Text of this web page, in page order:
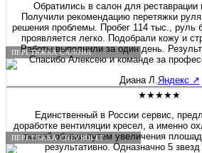
ПЕРЕТЯЖКА САЛОНА
ПЕРЕТЯЖКА CHEVROLET
Обратились в салон для реставрации
Получили рекомендацию перетяжки
решения проблемы. Пробег 114 тыс., руль
проявляется легко. Подобрали кожу и
Работы выполнили за один день.
Спасибо Алексею и команде за
Диана Л. Яндекс ↗
★★★★★
Единственный в России сервис,
доработке вентиляции кресел, а именно
тканей обивки путем увеличения
результативно. Одназначно 5